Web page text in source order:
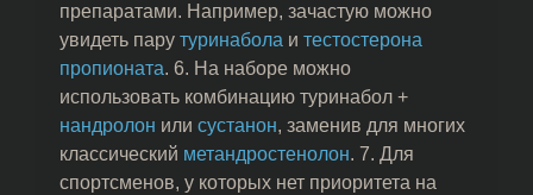
препаратами. Например, зачастую можно
увидеть пару туринабола и тестостерона
пропионата. 6. На наборе можно
использовать комбинацию туринабол +
нандролон или сустанон, заменив для многих
классический метандростенолон. 7. Для
спортсменов, у которых нет приоритета на